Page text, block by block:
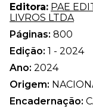
Editora: PAE
LIVROS LTDA
Páginas: 800
Edição: 1 - 2024
Ano: 2024
Origem:
Encadernação: